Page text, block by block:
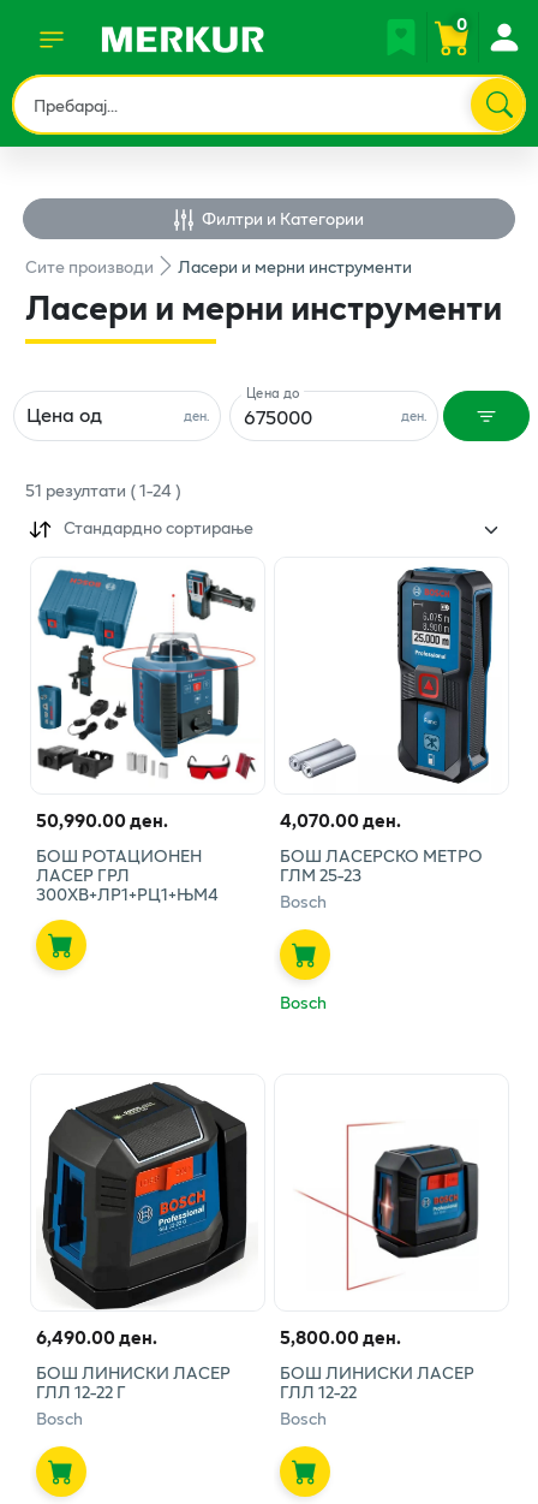
0
Филтри и Категории
Ситепроизводи Ласери и мерни инструменти
Ласери и мерни инструменти
ден.
Цена од ден.
Цена до
51 резултати (1-24)
Стандардно сортирање
50,990.00 ден.
БОШ РОТАЦИОНЕН
ЛАСЕР ГРЛ
300ХВ+ЛР1+РЦ1+ЊМ4
4,070.00 ден.
БОШ ЛАСЕРСКО МЕТРО
ГЛМ 25-23
Bosch
Bosch
6,490.00 ден.
БОШ ЛИНИСКИ ЛАСЕР
ГЛЛ 12-22 Г
Bosch
5,800.00 ден.
БОШ ЛИНИСКИ ЛАСЕР
ГЛЛ 12-22
Bosch